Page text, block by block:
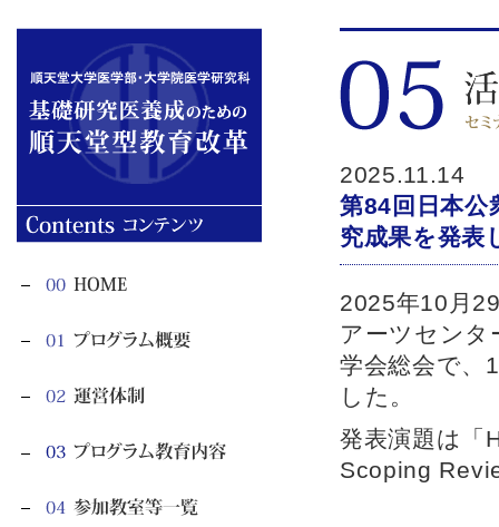
2025.11.14
第84回日本公
究成果を発表
2025年10月
アーツセンタ
学会総会で、
した。
発表演題は
Scoping